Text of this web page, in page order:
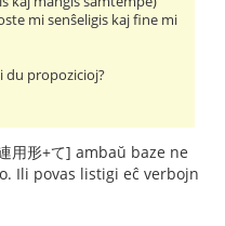
mi senŝeligis kaj fine mi
du propozicioj?
用形+て] ambaŭ baze ne
Ili povas listigi eĉ verbojn